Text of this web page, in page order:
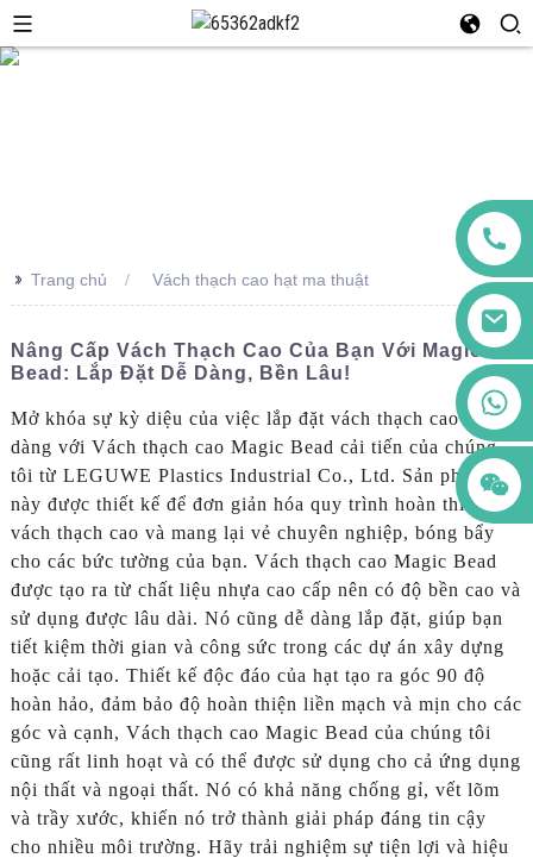
>> Trang chủ Vách thạch cao hạt ma thuật
Nâng Cấp Vách Thạch Cao Của Bạn Với Magic
Bead: Lắp Đặt Dễ Dàng, Bền Lâu!
Mở khóa sự kỳ diệu của việc lắp đặt vách thạch cao dễ
dàng với Vách thạch cao Magic Bead cải tiến của chúng
tôi từ LEGUWE Plastics Industrial Co., Ltd. Sản phẩm
này được thiết kế để đơn giản hóa quy trình hoàn thiện
vách thạch cao và mang lại vẻ chuyên nghiệp, bóng bẩy
cho các bức tường của bạn. Vách thạch cao Magic Bead
được tạo ra từ chất liệu nhựa cao cấp nên có độ bền cao và
sử dụng được lâu dài. Nó cũng dễ dàng lắp đặt, giúp bạn
tiết kiệm thời gian và công sức trong các dự án xây dựng
hoặc cải tạo. Thiết kế độc đáo của hạt tạo ra góc 90 độ
hoàn hảo, đảm bảo độ hoàn thiện liền mạch và mịn cho các
góc và cạnh, Vách thạch cao Magic Bead của chúng tôi
cũng rất linh hoạt và có thể được sử dụng cho cả ứng dụng
nội thất và ngoại thất. Nó có khả năng chống gỉ, vết lõm
và trầy xước, khiến nó trở thành giải pháp đáng tin cậy
cho nhiều môi trường. Hãy trải nghiệm sự tiện lợi và hiệu